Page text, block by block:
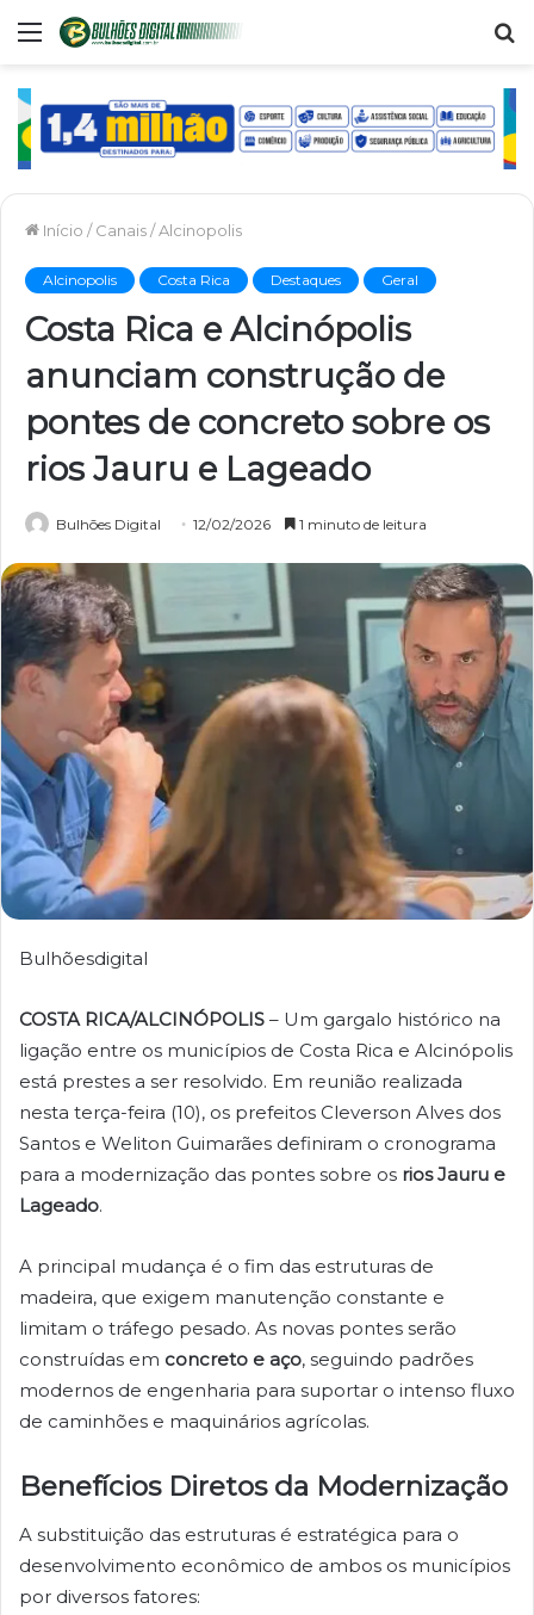
Menu
Início / Canais/Alcinopolis
Alcinopolis Costa Rica Destaques Geral
Costa Rica e Alcinópolis
anunciam construção de
pontes de concreto sobre os
rios Jauru e Lageado
Bulhões Digital 12/02/2026 1 minuto de leitura
Bulhõesdigital
COSTA RICA/ALCINÓPOLIS – Um gargalo histórico na
ligação entre os municípios de Costa Rica e Alcinópolis
está prestes a ser resolvido. Em reunião realizada
nesta terça-feira (10), os prefeitos Cleverson Alves dos
Santos e Weliton Guimarães definiram o cronograma
para a modernização das pontes sobre os rios Jauru e
Lageado.
A principal mudança é o fim das estruturas de
madeira, que exigem manutenção constante e
limitam o tráfego pesado. As novas pontes serão
construídas em concreto e aço, seguindo padrões
modernos de engenharia para suportar o intenso fluxo
de caminhões e maquinários agrícolas.
Benefícios Diretos da Modernização
A substituição das estruturas é estratégica para o
desenvolvimento econômico de ambos os municípios
por diversos fatores: